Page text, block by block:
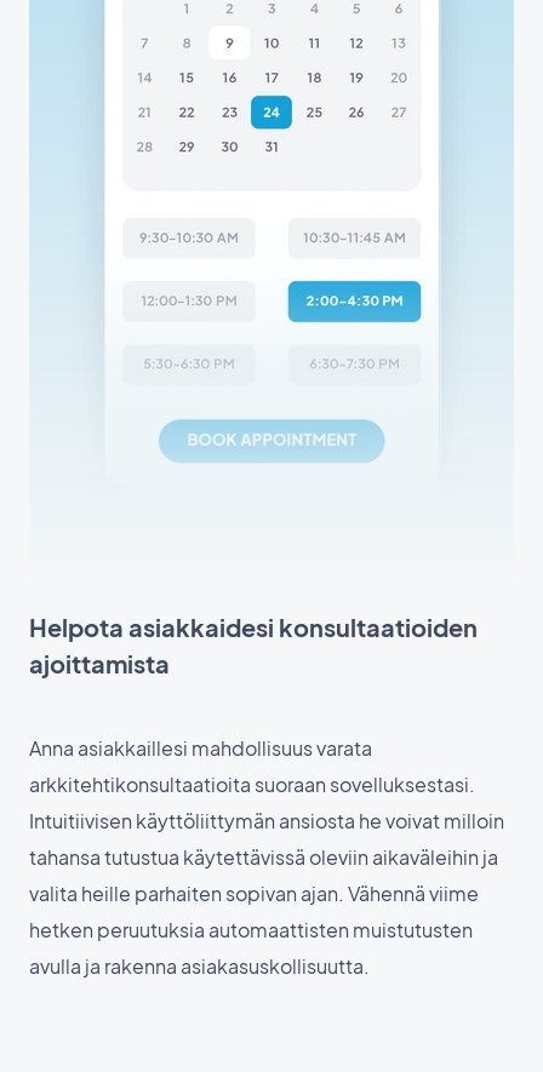
Helpota asiakkaidesi konsultaatioiden
ajoittamista
Anna asiakkaillesi mahdollisuus varata
arkkitehtikonsultaatioita suoraan sovelluksestasi.
Intuitiivisen käyttöliittymän ansiosta he voivat milloin
tahansa tutustua käytettävissä oleviin aikaväleihin ja
valita heille parhaiten sopivan ajan. Vähennä viime
hetken peruutuksia automaattisten muistutusten
avulla ja rakenna asiakasuskollisuutta.